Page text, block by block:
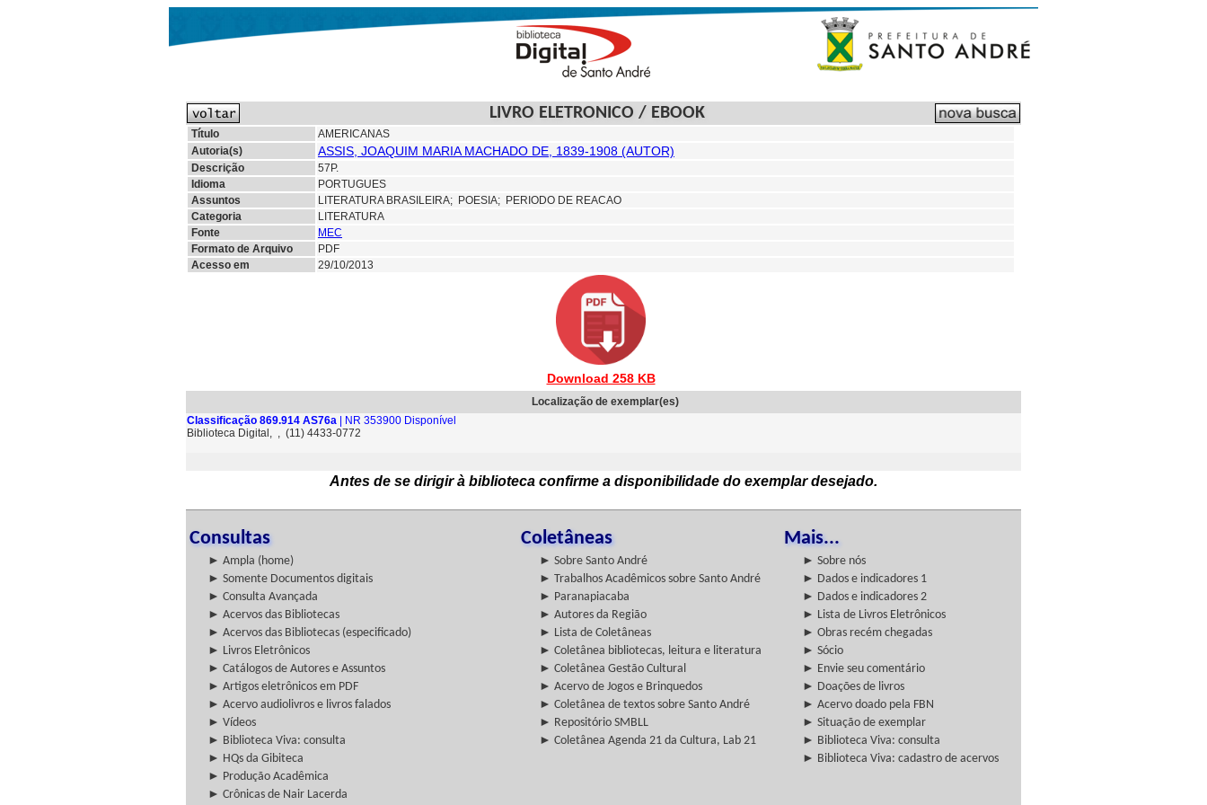
LIVRO ELETRONICO / EBOOK
Título
AMERICANAS
Autoria(s)
ASSIS, JOAQUIM MARIA MACHADO DE, 1839-1908 (AUTOR)
Descrição
57P.
Idioma
PORTUGUES
Assuntos
LITERATURA BRASILEIRA; POESIA; PERIODO DE REACAO
Categoria
LITERATURA
Fonte
MEC
Formato de Arquivo
PDF
Acesso em
29/10/2013
Download 258 KB
Localização de exemplar(es)
Classificação 869.914 AS76a | NR 353900 Disponível
Biblioteca Digital, , (11) 4433-0772
Antes de se dirigir à biblioteca confirme a disponibilidade do exemplar desejado.
Consultas Coletâneas Mais...
► Ampla (home) ► Sobre Santo André
► Sobre nós
► Somente Documentos digitais
► Trabalhos Acadêmicos sobre Santo André
► Dados e indicadores 1
► Consulta Avançada
► Paranapiacaba
► Dados e indicadores 2
► Acervos das Bibliotecas
► Autores da Região
► Lista de Livros Eletrônicos
► Acervos das Bibliotecas (especificado)
► Lista de Coletâneas
► Obras recém chegadas
► Livros Eletrônicos
► Coletânea bibliotecas, leitura e literatura
► Sócio
► Catálogos de Autores e Assuntos
► Coletânea Gestão Cultural
► Envie seu comentário
► Artigos eletrônicos em PDF
► Acervo de Jogos e Brinquedos
► Doações de livros
► Acervo audiolivros e livros falados
► Coletânea de textos sobre Santo André
► Acervo doado pela FBN
► Vídeos
► Repositório SMBLL
► Situação de exemplar
► Biblioteca Viva: consulta
► Coletânea Agenda 21 da Cultura, Lab 21
► Biblioteca Viva: consulta
► HQs da Gibiteca
► Biblioteca Viva: cadastro de acervos
► Produção Acadêmica
► Crônicas de Nair Lacerda